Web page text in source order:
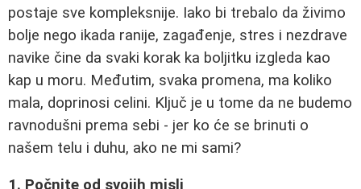
postaje sve kompleksnije. Iako bi trebalo da živimo
bolje nego ikada ranije, zagađenje, stres i nezdrave
navike čine da svaki korak ka boljitku izgleda kao
kap u moru. Međutim, svaka promena, ma koliko
mala, doprinosi celini. Ključ je u tome da ne budemo
ravnodušni prema sebi - jer ko će se brinuti o
našem telu i duhu, ako ne mi sami?
1. Počnite od svojih misli